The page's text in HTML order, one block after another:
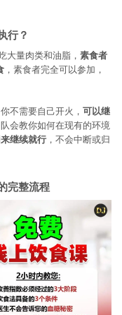
行？
量肉类和油脂， 素食者
，素食者完全可以参加，
不需要自己开火， 可以继
队会教你如何在现有的环境
继续就行 ，不会中断或归
完整流程